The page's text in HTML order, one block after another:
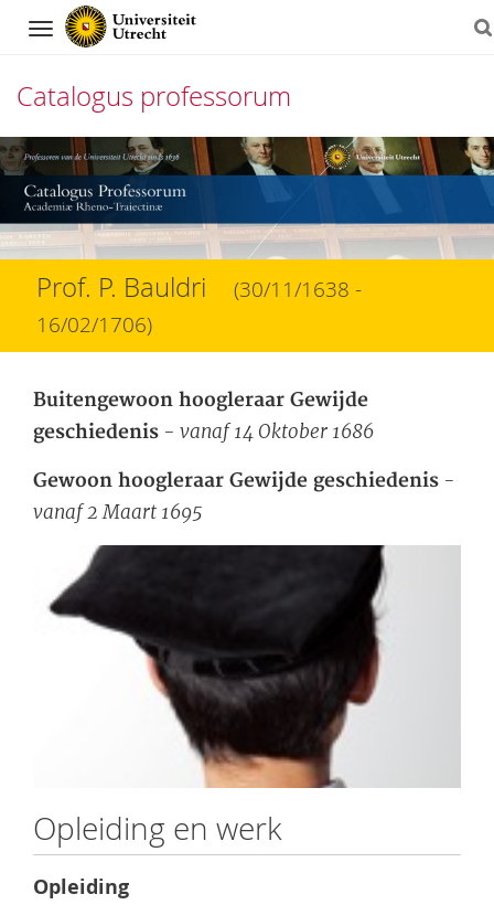
Navigation
Catalogus professorum
Direct
naar
het
inhoud
Prof. P. Bauldri
(30/11/1638 -
16/02/1706)
Buitengewoon hoogleraar Gewijde
geschiedenis - vanaf 14 Oktober 1686
Gewoon hoogleraar Gewijde geschiedenis -
vanaf 2 Maart 1695
Opleiding en werk
Opleiding